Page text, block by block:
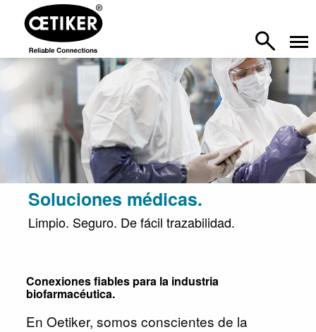
Soluciones médicas.
Limpio. Seguro. De fácil trazabilidad.
Conexiones fiables para la industria
biofarmacéutica.
En Oetiker, somos conscientes de la